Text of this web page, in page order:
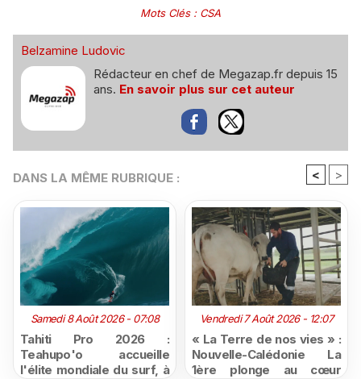
Mots Clés: CSA
Belzamine Ludovic
Rédacteur en chef de Megazap.fr depuis 15
ans. En savoir plus sur cet auteur
DANS LA MÊME RUBRIQUE : < >
Samedi 8 Août 2026 - 07:08
Tahiti Pro 2026 :
Teahupo'o accueille
l'élite mondiale du surf, à
Vendredi 7 Août 2026 - 12:07
« La Terre de nos vies » :
Nouvelle-Calédonie La
1ère plonge au cœur